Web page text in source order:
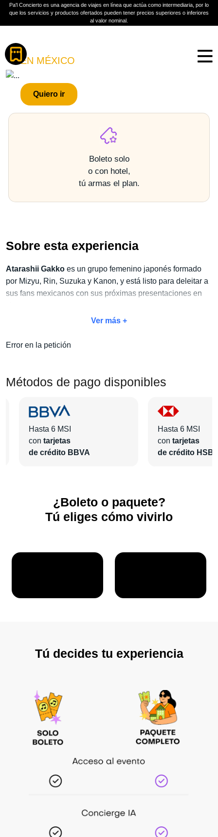
Pa'l Concierto es una agencia de viajes en línea que actúa como intermediaria, por lo
que los servicios y productos ofertados pueden tener precios superiores o inferiores
al valor nominal.
Boletos
ATARASHII GAKKO
EN MÉXICO
Quiero ir
Boleto solo
o con hotel,
tú armas el plan.
Sobre esta experiencia
Atarashii Gakko es un grupo femenino japonés formado
por Mizyu, Rin, Suzuka y Kanon, y está listo para deleitar a
sus fans mexicanos con sus próximas presentaciones en
único y aprovecha
harán de tu estancia algo inolvidable:traslados, tours,
desayunos y mucho más
Elige tu categoría de boleto favorita, selecciona el hotel que
más te guste y agrega las actividades extras que desees.
Pa'l Conciertonos encargaremos de todo para que
Ver más +
Error en la petición
Métodos de pago disponibles
Hasta 6 MSI
con tarjetas
de crédito BBVA
Hasta 6 MSI
con tarjetas
de crédito
¿Boleto o paquete?
Tú eliges cómo vivirlo
Tú decides tu experiencia